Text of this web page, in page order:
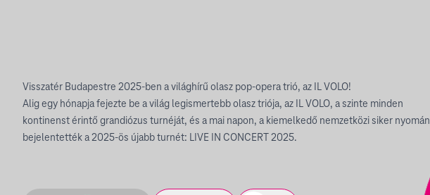
Visszatér Budapestre 2025-ben a világhírű olasz pop-opera trió, az IL VOLO!
Alig egy hónapja fejezte be a világ legismertebb olasz triója, az IL VOLO, a szinte minden
kontinenst érintő grandiózus turnéját, és a mai napon, a kiemelkedő nemzetközi siker nyomán
bejelentették a 2025-ös újabb turnét: LIVE IN CONCERT 2025.